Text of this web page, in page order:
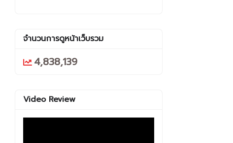
จำนวนการดูหน้าเว็บรวม
4,838,139
Video Review